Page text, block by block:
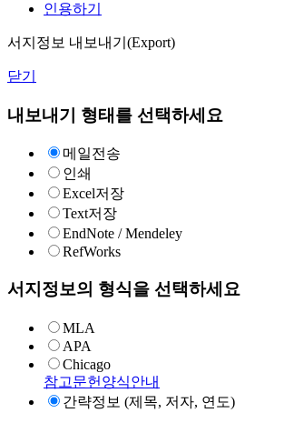
인용하기
서지정보 내보내기(Export)
닫기
내보내기 형태를 선택하세요
메일전송
인쇄
Excel저장
Text저장
EndNote / Mendeley
RefWorks
서지정보의 형식을 선택하세요
MLA
APA
Chicago
참고문헌양식안내
간략정보 (제목, 저자, 연도)